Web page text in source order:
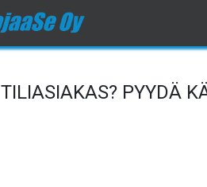
TILIASIAKAS? PYYDÄ